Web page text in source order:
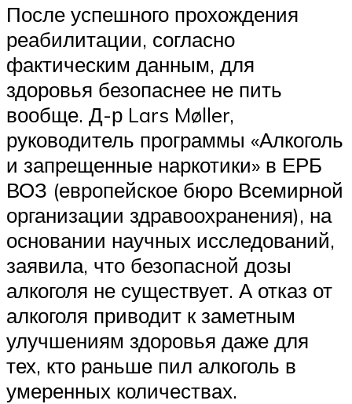
После успешного прохождения
реабилитации, согласно
фактическим данным, для
здоровья безопаснее не пить
вообще. Д-р Lars Møller,
руководитель программы «Алкоголь
и запрещенные наркотики» в ЕРБ
ВОЗ (европейское бюро Всемирной
организации здравоохранения), на
основании научных исследований,
заявила, что безопасной дозы
алкоголя не существует. А отказ от
алкоголя приводит к заметным
улучшениям здоровья даже для
тех, кто раньше пил алкоголь в
умеренных количествах.